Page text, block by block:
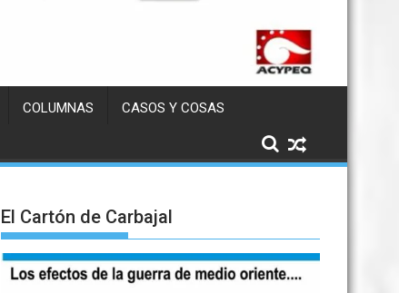
COLUMNAS CASOS Y COSAS
El Cartón de Carbajal